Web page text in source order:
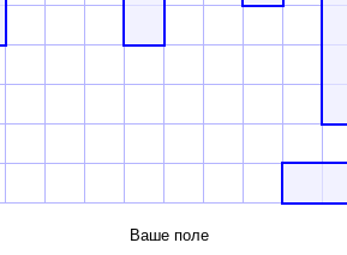
Ваше поле